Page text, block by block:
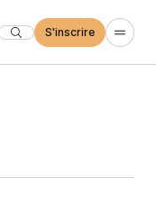
S'inscrire